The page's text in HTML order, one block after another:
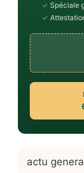
✓ Spéciale
✓
actu